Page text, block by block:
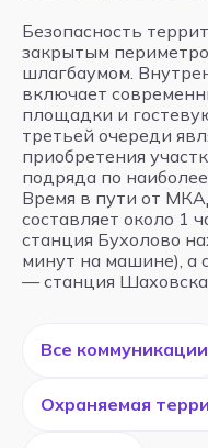
Безопасность
закрытым
шлагбаумом.
включает
площадки и
третьей очереди
приобретения
подряда по
Время в пути от
составляет около 1
станция Бухолово
минут на машине), а
— станция
Все коммуникации
Охраняемая